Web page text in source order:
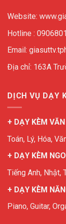
Website:
Hotline :
Email:
Địa chỉ: 163A
DỊCH VỤ DẠY
+ DẠY KÈM
Toán, Lý, Hóa,
+ DẠY KÈM
Tiếng Anh, Nhật,
+ DẠY KÈM
Piano, Guitar,